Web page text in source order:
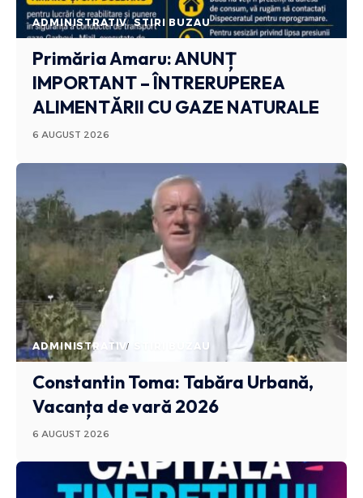
ADMINISTRATIV STIRI BUZAU
Primăria Amaru: ANUNȚ
IMPORTANT – ÎNTRERUPEREA
ALIMENTĂRII CU GAZE NATURALE
6 AUGUST 2026
ADMINISTRATIV STIRI BUZAU
Constantin Toma: Tabăra Urbană,
Vacanța de vară 2026
6 AUGUST 2026